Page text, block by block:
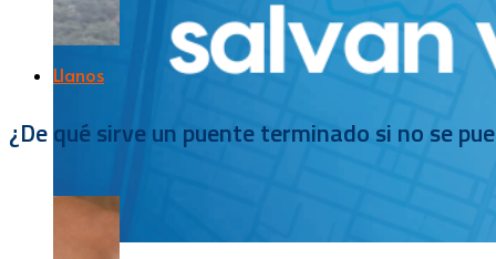
Llanos
¿De qué sirve un puente terminado si no se